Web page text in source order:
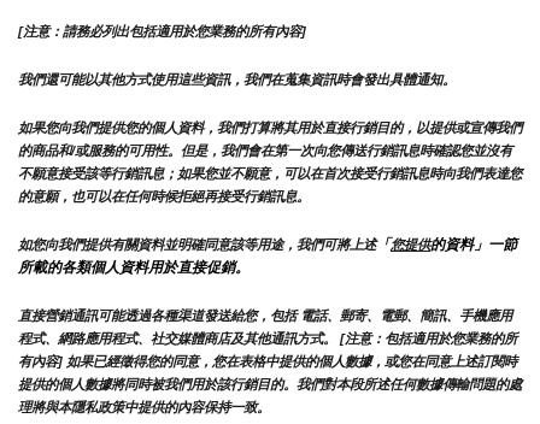
[注意：請務必列出包括適用於您業務的所有內容]
我們還可能以其他方式使用這些資訊，我們在蒐集資訊時會發出具體通知。
如果您向我們提供您的個人資料，我們打算將其用於直接行銷目的，以提供或宣傳我們
的商品和/或服務的可用性。但是，我們會在第一次向您傳送行銷訊息時確認您並沒有
不願意接受該等行銷訊息；如果您並不願意，可以在首次接受行銷訊息時向我們表達您
的意願，也可以在任何時候拒絕再接受行銷訊息。
如您向我們提供有關資料並明確同意該等用途，我們可將上述「您提供的資料」一節
所載的各類個人資料用於直接促銷。
直接營銷通訊可能透過各種渠道發送給您，包括 電話、郵寄、電郵、簡訊、手機應用
程式、網路應用程式、社交媒體商店及其他通訊方式。 [注意：包括適用於您業務的所
有內容] 如果已經徵得您的同意，您在表格中提供的個人數據，或您在同意上述訂閱時
提供的個人數據將同時被我們用於該行銷目的。我們對本段所述任何數據傳輸問題的處
理將與本隱私政策中提供的內容保持一致。